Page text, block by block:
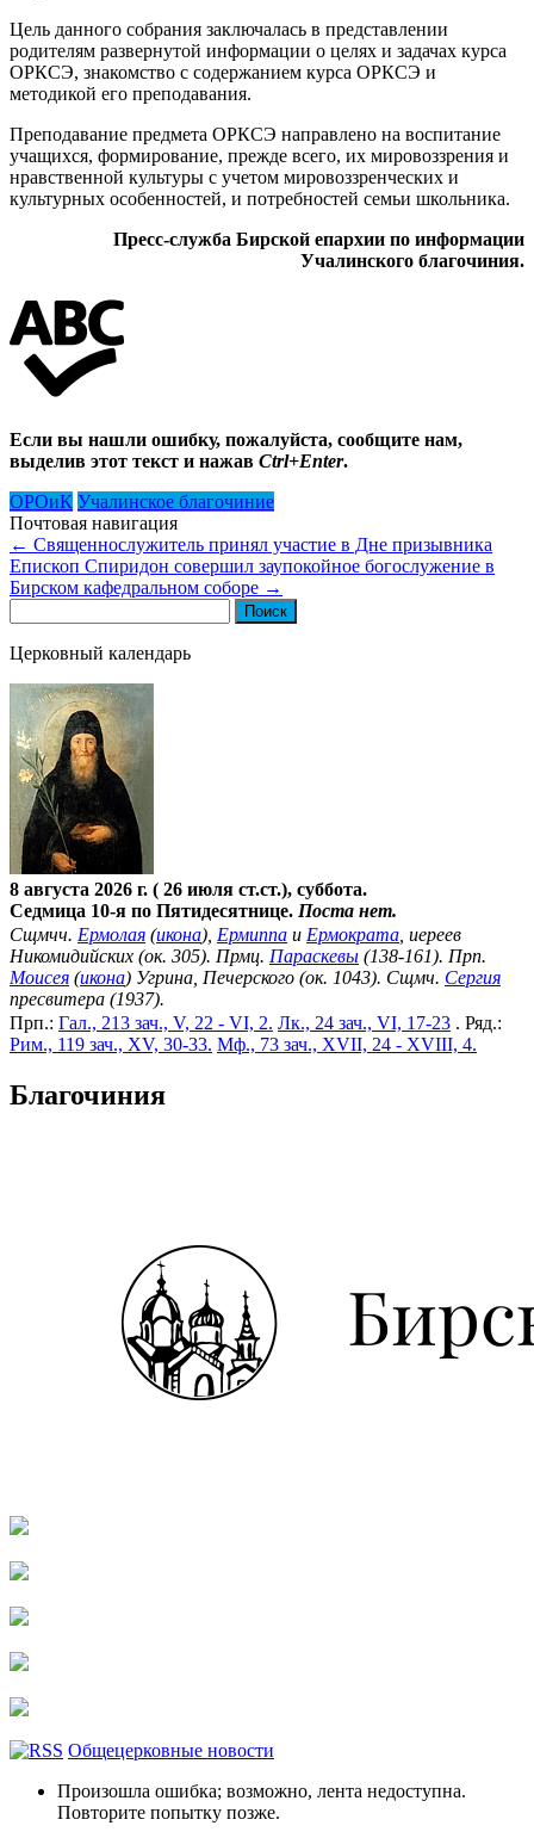
Цель данного собрания заключалась в представлении
родителям развернутой информации о целях и задачах курса
ОРКСЭ, знакомство с содержанием курса ОРКСЭ и
методикой его преподавания.
Преподавание предмета ОРКСЭ направлено на воспитание
учащихся, формирование, прежде всего, их мировоззрения и
нравственной культуры с учетом мировоззренческих и
культурных особенностей, и потребностей семьи школьника.
Пресс-служба Бирской епархии по информации
Учалинского благочиния.
Если вы нашли ошибку, пожалуйста, сообщите нам,
выделив этот текст и нажав Ctrl+Enter.
ОРОиК Учалинское благочиние
Почтовая навигация
← Священнослужитель принял участие в Дне призывника
Епископ Спиридон совершил заупокойное богослужение в
Бирском кафедральном соборе →
Церковный календарь
8 августа 2026 г. ( 26 июля ст.ст.), суббота.
Седмица 10-я по Пятидесятнице. Поста нет.
Сщмчч. Ермолая (икона), Ермиппа и Ермократа , иереев
Никомидийских (ок. 305). Прмц. Параскевы (138-161). Прп.
Моисея (икона) Угрина, Печерского (ок. 1043). Сщмч. Сергия
пресвитера (1937).
Прп.: Гал., 213 зач., V, 22 - VI, 2. Лк., 24 зач., VI, 17-23 . Ряд.:
Рим., 119 зач., XV, 30-33. Мф., 73 зач., XVII, 24 - XVIII, 4.
Благочиния
Общецерковные новости
Произошла ошибка; возможно, лента недоступна.
Повторите попытку позже.